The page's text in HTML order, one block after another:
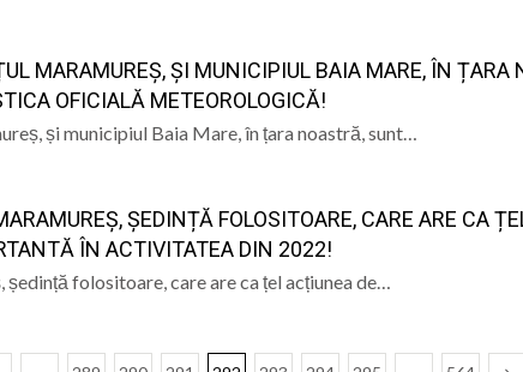
MARAMUREȘ, ȘI MUNICIPIUL BAIA MARE, ÎN ȚARA
OFICIALĂ METEOROLOGICĂ!
și municipiul Baia Mare, în țara noastră, sunt…
ȘEDINȚĂ FOLOSITOARE, CARE ARE CA
ÎN ACTIVITATEA DIN 2022!
folositoare, care are ca țel acțiunea de…